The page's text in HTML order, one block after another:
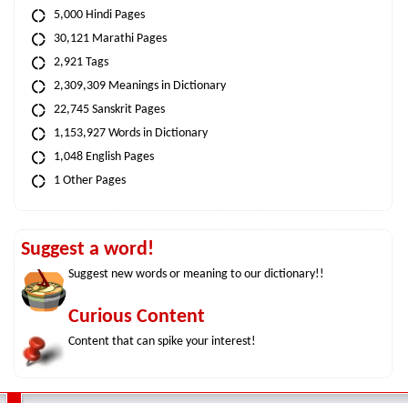
5,000 Hindi Pages
30,121 Marathi Pages
2,921 Tags
2,309,309 Meanings in Dictionary
22,745 Sanskrit Pages
1,153,927 Words in Dictionary
1,048 English Pages
1 Other Pages
Suggest a word!
Suggest new words or meaning to our dictionary!!
Curious Content
Content that can spike your interest!